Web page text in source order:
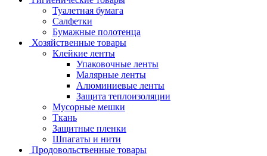
Туалетная бумага
Салфетки
Бумажные полотенца
Хозяйственные товары
Клейкие ленты
Упаковочные ленты
Малярные ленты
Алюминиевые ленты
Защита теплоизоляции
Мусорные мешки
Ткань
Защитные пленки
Шпагаты и нити
Продовольственные товары